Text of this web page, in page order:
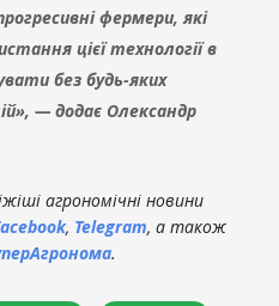
фермери, які
цієї технології в
без будь-яких
— додає Олександр
агрономічні новини
, Telegram, а також
.